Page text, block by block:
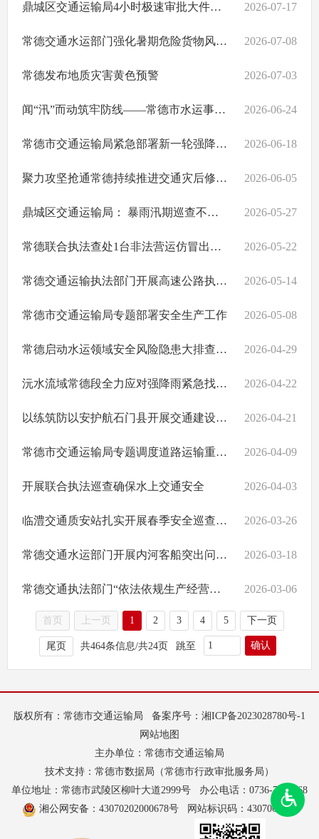
鼎城区交通运输局4小时极速审批大件运输跑出“加速度” 2026-07-17
常德交通水运部门强化暑期危险货物风险管控 2026-07-08
常德发布地质灾害黄色预警 2026-07-03
闻“汛”而动筑牢防线——常德市水运事务中心全力打好水上防汛“主动仗” 2026-06-24
常德市交通运输局紧急部署新一轮强降雨应对防范工作 2026-06-18
聚力攻坚抢通常德持续推进交通灾后修复重建工作聚力攻坚抢通常德持续推进交通灾后修复重建工作 2026-06-05
鼎城区交通运输局： 暴雨汛期巡查不松懈 交通执法守护出行平安 2026-05-27
常德联合执法查处1台非法营运仿冒出租汽车 2026-05-22
常德交通运输执法部门开展高速公路执法检查 2026-05-14
常德市交通运输局专题部署安全生产工作 2026-05-08
常德启动水运领域安全风险隐患大排查大整治行动 2026-04-29
沅水流域常德段全力应对强降雨紧急找回遗失航标保障通航安全 2026-04-22
以练筑防以安护航石门县开展交通建设项目应急演练 2026-04-21
常德市交通运输局专题调度道路运输重点工作 2026-04-09
开展联合执法巡查确保水上交通安全 2026-04-03
临澧交通质安站扎实开展春季安全巡查工作 2026-03-26
常德交通水运部门开展内河客船突出问题专项整治行动 2026-03-18
常德交通执法部门“依法依规生产经营第一课”护航水运企业复工复产 2026-03-06
首页 上一页 1 2 3 4 5 下一页
尾页 共464条信息/共24页 跳至 确认
版权所有：常德市交通运输局 备案序号： 湘ICP备2023028780号-1
网站地图
主办单位：常德市交通运输局
技术支持：常德市数据局（常德市行政审批服务局）
单位地址：常德市武陵区柳叶大道2999号
办公电话：0736-7162668
湘公网安备：43070202000678号
网站标识码：4307000042